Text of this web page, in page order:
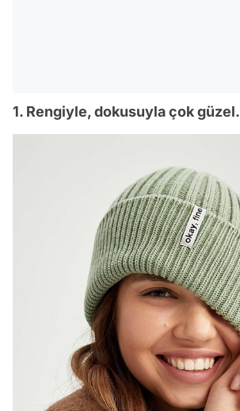
1. Rengiyle, dokusuyla çok güzel.